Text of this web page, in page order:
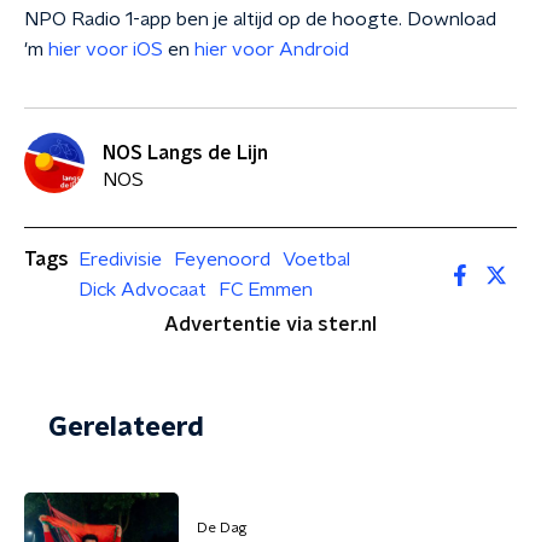
NPO Radio 1-app ben je altijd op de hoogte. Download
'm hier voor iOS en hier voor Android
NOS Langs de Lijn
NOS
Tags Eredivisie Feyenoord
Voetbal
Dick Advocaat
FC Emmen
Advertentie via ster.nl
Gerelateerd
De Dag